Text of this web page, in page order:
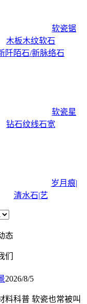
软瓷锯
木板木纹软石
阡陌石/新脉络石
软瓷星
钻石纹线石宽
岁月痕|
清水石|艺
态
2026/8/5
料科普 软瓷也常被叫
们